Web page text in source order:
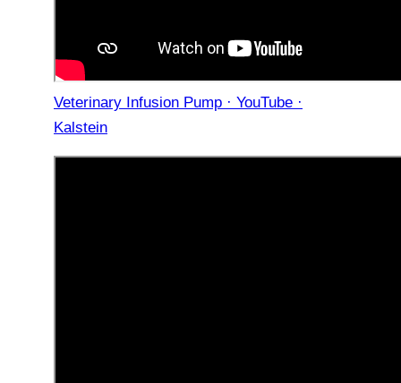
Veterinary Infusion Pump · YouTube ·
Kalstein